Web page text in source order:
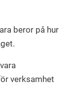
beror på hur
verksamhet